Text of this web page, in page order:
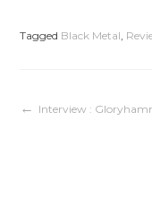
Tagged Black Metal
Interview :